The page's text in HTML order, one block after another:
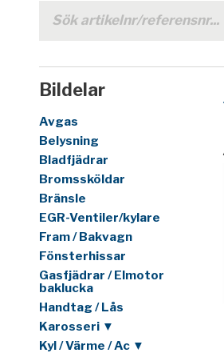
Bildelar
Avgas
Belysning
Bladfjädrar
Bromssköldar
Bränsle
EGR-Ventiler/kylare
Fram / Bakvagn
Fönsterhissar
Gasfjädrar / Elmotor
baklucka
Handtag / Lås
Karosseri ▼
Kyl / Värme / Ac ▼